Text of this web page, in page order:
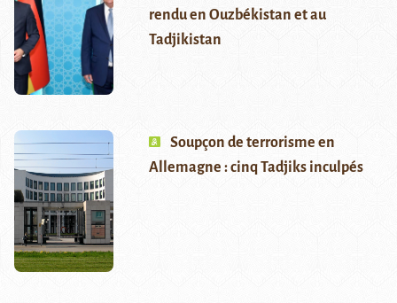
rendu en Ouzbékistan et au
Tadjikistan
Soupçon de terrorisme en
Allemagne : cinq Tadjiks inculpés